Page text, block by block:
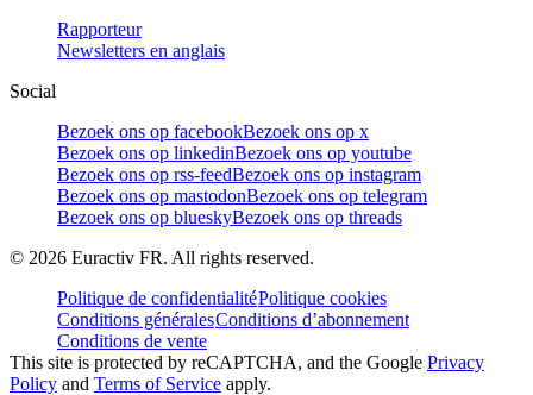
Rapporteur
Newsletters en anglais
Social
Bezoek ons op facebookBezoek ons op x
Bezoek ons op linkedinBezoek ons op youtube
Bezoek ons op rss-feedBezoek ons op instagram
Bezoek ons op mastodonBezoek ons op telegram
Bezoek ons op blueskyBezoek ons op threads
© 2026 Euractiv FR. All rights reserved.
Politique de confidentialitéPolitique cookies
Conditions généralesConditions d’abonnement
Conditions de vente
This site is protected by reCAPTCHA, and the Google Privacy
Policy and Terms of Service apply.